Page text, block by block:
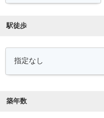
駅徒歩
築年数